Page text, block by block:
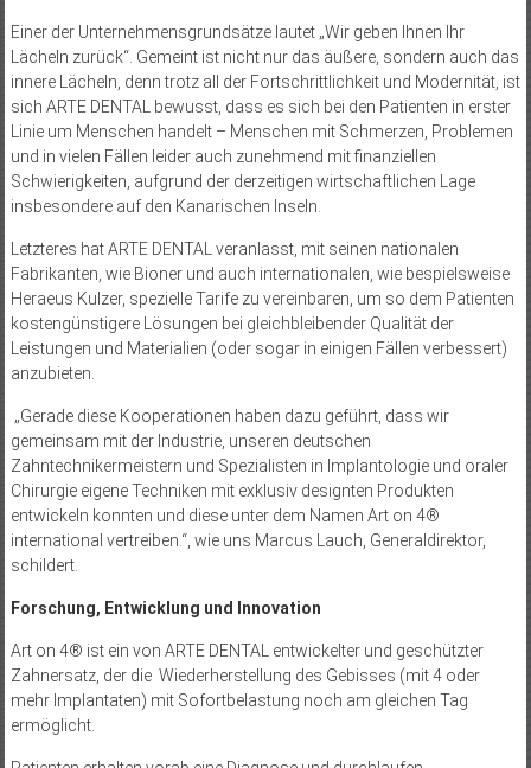
Einer der Unternehmensgrundsätze lautet „Wir geben Ihnen Ihr
Lächeln zurück“. Gemeint ist nicht nur das äußere, sondern auch das
innere Lächeln, denn trotz all der Fortschrittlichkeit und Modernität, ist
sich ARTE DENTAL bewusst, dass es sich bei den Patienten in erster
Linie um Menschen handelt – Menschen mit Schmerzen, Problemen
und in vielen Fällen leider auch zunehmend mit finanziellen
Schwierigkeiten, aufgrund der derzeitigen wirtschaftlichen Lage
insbesondere auf den Kanarischen Inseln.
Letzteres hat ARTE DENTAL veranlasst, mit seinen nationalen
Fabrikanten, wie Bioner und auch internationalen, wie bespielsweise
Heraeus Kulzer, spezielle Tarife zu vereinbaren, um so dem Patienten
kostengünstigere Lösungen bei gleichbleibender Qualität der
Leistungen und Materialien (oder sogar in einigen Fällen verbessert)
anzubieten.
„Gerade diese Kooperationen haben dazu geführt, dass wir
gemeinsam mit der Industrie, unseren deutschen
Zahntechnikermeistern und Spezialisten in Implantologie und oraler
Chirurgie eigene Techniken mit exklusiv designten Produkten
entwickeln konnten und diese unter dem Namen Art on 4®
international vertreiben.“, wie uns Marcus Lauch, Generaldirektor,
schildert.
Forschung, Entwicklung und Innovation
Art on 4® ist ein von ARTE DENTAL entwickelter und geschützter
Zahnersatz, der die Wiederherstellung des Gebisses (mit 4 oder
mehr Implantaten) mit Sofortbelastung noch am gleichen Tag
ermöglicht.